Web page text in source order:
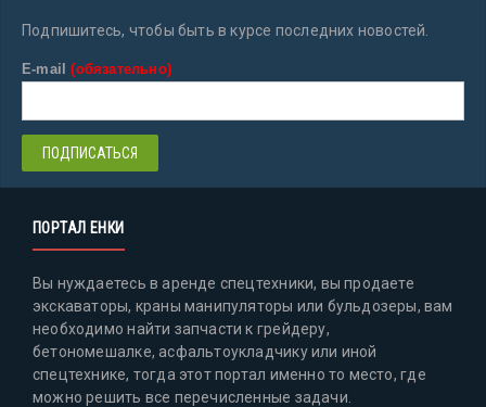
Подпишитесь, чтобы быть в курсе последних новостей.
E-mail(обязательно)
ПОРТАЛ ЕНКИ
Вы нуждаетесь в аренде спецтехники, вы продаете
экскаваторы, краны манипуляторы или бульдозеры, вам
необходимо найти запчасти к грейдеру,
бетономешалке, асфальтоукладчику или иной
спецтехнике, тогда этот портал именно то место, где
можно решить все перечисленные задачи.